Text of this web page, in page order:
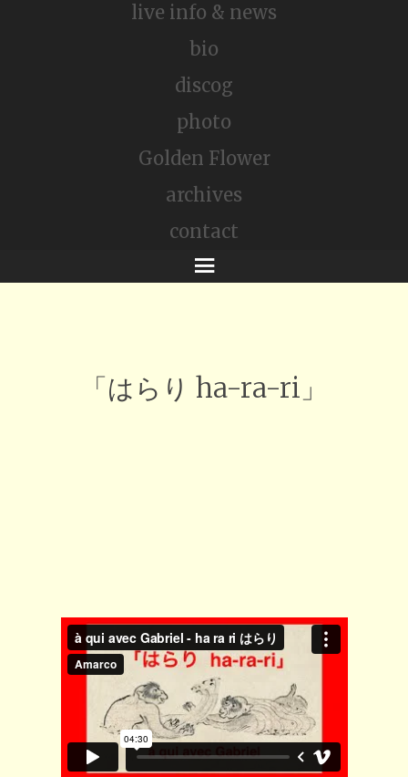
live info & news
bio
discog
photo
Golden Flower
archives
contact
メ
「はらり ha-ra-ri」